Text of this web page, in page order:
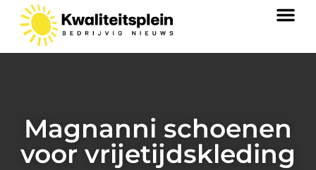
Magnanni schoenen
voor vrijetijdskleding